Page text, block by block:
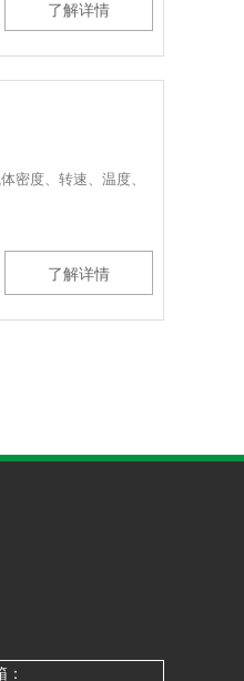
了解详情
密度、转速、温度、
了解详情